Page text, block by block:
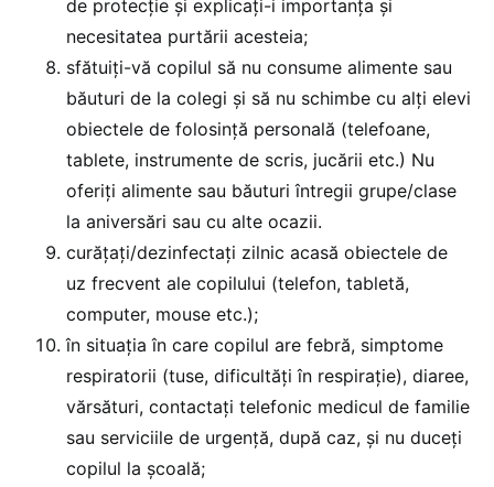
de protecţie şi explicaţi-i importanţa şi
necesitatea purtării acesteia;
sfătuiţi-vă copilul să nu consume alimente sau
băuturi de la colegi şi să nu schimbe cu alţi elevi
obiectele de folosinţă personală (telefoane,
tablete, instrumente de scris, jucării etc.) Nu
oferiţi alimente sau băuturi întregii grupe/clase
la aniversări sau cu alte ocazii.
curăţaţi/dezinfectaţi zilnic acasă obiectele de
uz frecvent ale copilului (telefon, tabletă,
computer, mouse etc.);
în situaţia în care copilul are febră, simptome
respiratorii (tuse, dificultăţi în respiraţie), diaree,
vărsături, contactaţi telefonic medicul de familie
sau serviciile de urgenţă, după caz, şi nu duceţi
copilul la şcoală;